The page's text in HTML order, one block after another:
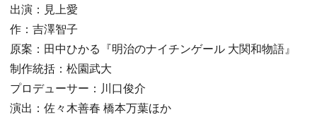
出演：見上愛
作：吉澤智子
原案：田中ひかる『明治のナイチンゲール 大関和物語』
制作統括：松園武大
プロデューサー：川口俊介
演出：佐々木善春 橋本万葉ほか